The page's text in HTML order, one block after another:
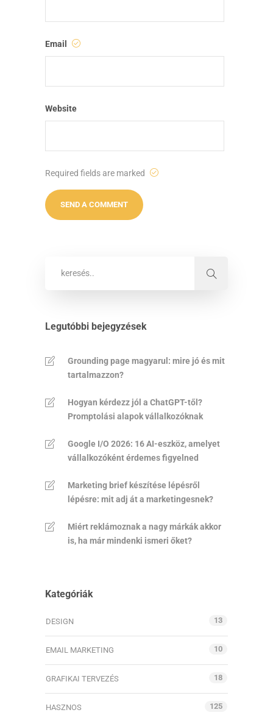
Email
Website
Required fields are marked
Legutóbbi bejegyzések
Grounding page magyarul: mire jó és mit
tartalmazzon?
Hogyan kérdezz jól a ChatGPT-től?
Promptolási alapok vállalkozóknak
Google I/O 2026: 16 AI-eszköz, amelyet
vállalkozóként érdemes figyelned
Marketing brief készítése lépésről
lépésre: mit adj át a marketingesnek?
Miért reklámoznak a nagy márkák akkor
is, ha már mindenki ismeri őket?
Kategóriák
DESIGN 13
EMAIL MARKETING 10
GRAFIKAI TERVEZÉS 18
HASZNOS 125